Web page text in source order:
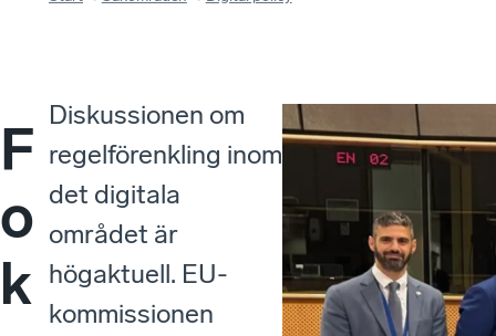
F
o
k
Diskussionen om
regelförenkling inom
det digitala
området är
högaktuell. EU-
kommissionen